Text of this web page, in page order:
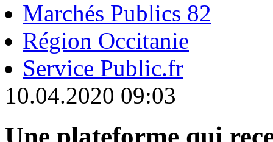
Marchés Publics 82
Région Occitanie
Service Public.fr
10.04.2020 09:03
Une plateforme qui